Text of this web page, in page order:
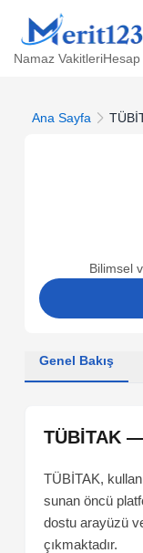
Namaz Vakitleri
Ana Sayfa
Bilimsel
Genel Bakış
TÜBİTAK
TÜBİTAK,
sunan öncü
dostu arayüzü
çıkmaktadır.